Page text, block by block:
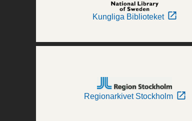
Kungliga Biblioteket
Regionarkivet Stockholm